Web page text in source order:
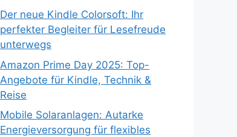
Der neue Kindle Colorsoft: Ihr
perfekter Begleiter für Lesefreude
unterwegs
Amazon Prime Day 2025: Top-
Angebote für Kindle, Technik &
Reise
Mobile Solaranlagen: Autarke
Energieversorgung für flexibles